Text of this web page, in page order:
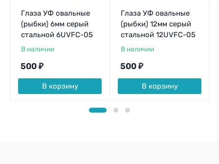
Глаза УФ овальные
(рыбки) 6мм серый
стальной 6UVFC-05
В наличии
500 ₽
В корзину
Глаза УФ овальные
(рыбки) 12мм серый
стальной 12UVFC-05
В наличии
500 ₽
В корзину